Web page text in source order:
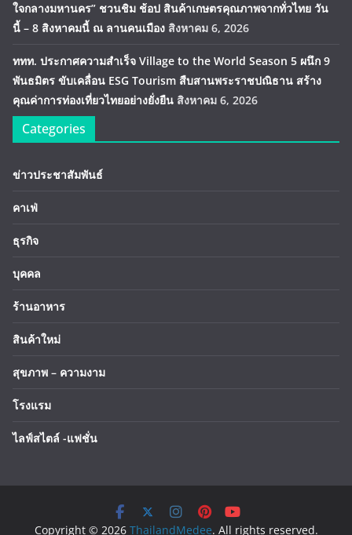
ใจกลางมหานคร” ชวนชิม ช้อป สินค้าเกษตรคุณภาพจากทั่วไทย วัน
นี้ – 8 สิงหาคมนี้ ณ ลานคนเมือง สิงหาคม 6, 2026
ททท. ประกาศความสำเร็จ Village to the World Season 5 ผนึก 9
พันธมิตร ขับเคลื่อน ESG Tourism สืบสานพระราชปณิธาน สร้าง
คุณค่าการท่องเที่ยวไทยอย่างยั่งยืน สิงหาคม 6, 2026
Categories
ข่าวประชาสัมพันธ์
คาเฟ่
ธุรกิจ
บุคคล
ร้านอาหาร
สินค้าใหม่
สุขภาพ – ความงาม
โรงแรม
ไลฟ์สไตล์ -แฟชั่น
Copyright © 2026 ThailandMedee. All rights reserved.